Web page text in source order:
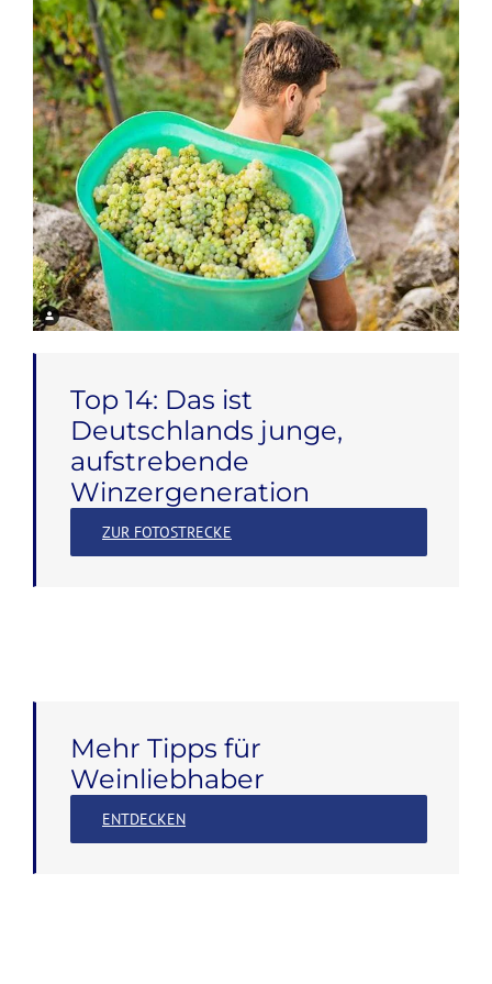
Top 14: Das ist
Deutschlands junge,
aufstrebende
Winzergeneration
ZUR FOTOSTRECKE
Mehr Tipps für
Weinliebhaber
ENTDECKEN